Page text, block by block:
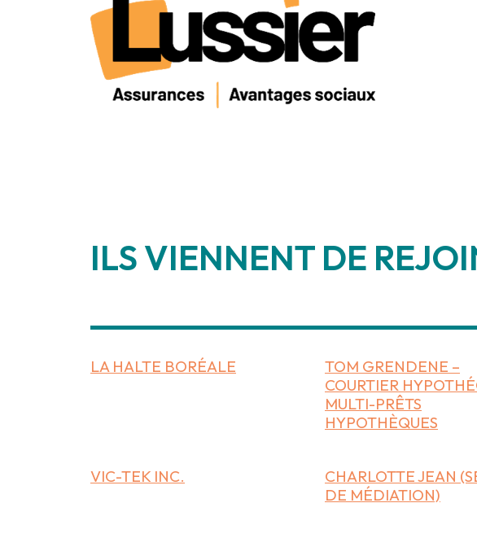
ILS VIENNENT DE
LA HALTE BORÉALE
TOM GRENDENE –
COURTIER
MULTI-PRÊTS
HYPOTHÈQUES
VIC-TEK INC.
CHARLOTTE JEAN
DE MÉDIATION)